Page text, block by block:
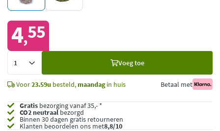
4,55
Voeg toe
Voor23.59u besteld, maandagin huis Betaal met
Gratis bezorging vanaf 35,- *
CO2 neutraalbezorgd
Binnen 30 dagen gratis retourneren
Klanten beoordelen ons met8,8/10